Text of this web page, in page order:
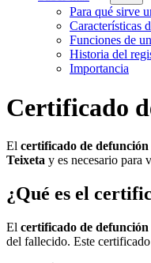
Para qué sirve
Características
Funciones de
Historia del
Importancia
Certificado
El certificado de defunción
Teixeta y es necesario para
¿Qué es el
El certificado de defunción
del fallecido. Este